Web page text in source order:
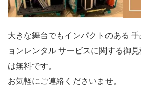
大きな舞台でもインパクトのある
ョンレンタル サービスに関する御
は無料です。
お気軽にご連絡くださいませ。